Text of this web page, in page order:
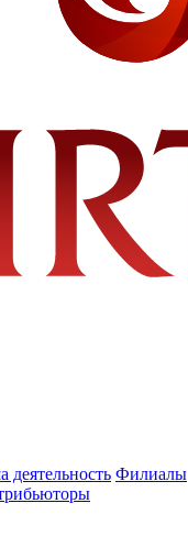
деятельность Филиалы